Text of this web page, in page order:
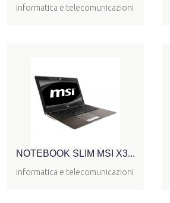
Informatica e telecomunicazioni
NOTEBOOK SLIM MSI X3...
Informatica e telecomunicazioni